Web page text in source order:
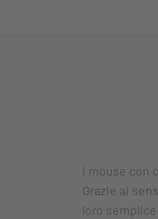
I mouse con
Grazie ai
loro